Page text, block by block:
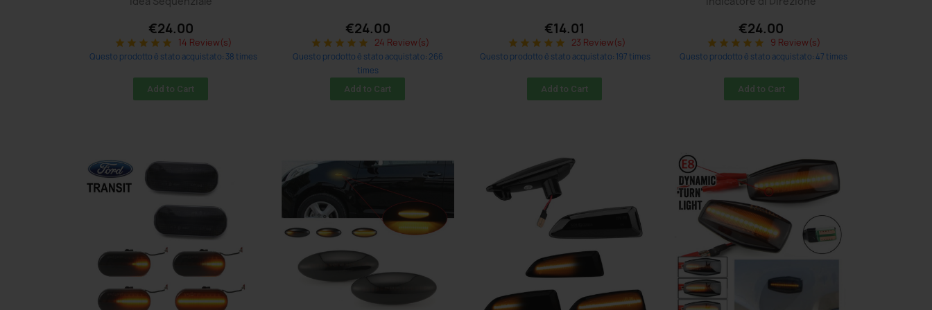
€24.00
star star star star star 14 Review(s)
Questo prodotto è stato acquistato: 38 times
Add to Cart
€24.00
star star star star star 24 Review(s)
Questo prodotto è stato acquistato: 266
times
Add to Cart
€14.01
star star star star star 23 Review(s)
Questo prodotto è stato acquistato: 197 times
Add to Cart
€24.00
star star star star star 9 Review(s)
Questo prodotto è stato acquistato: 47 times
Add to Cart